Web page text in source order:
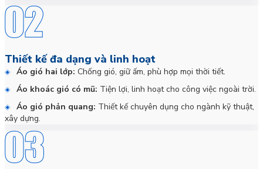
Thiết kế đa dạng và linh hoạt
Áo gió hai lớp: Chống gió, giữ ấm, phù hợp mọi thời tiết.
Áo khoác gió có mũ: Tiện lợi, linh hoạt cho công việc ngoài trời.
Áo gió phản quang: Thiết kế chuyên dụng cho ngành kỹ thuật,
xây dựng.